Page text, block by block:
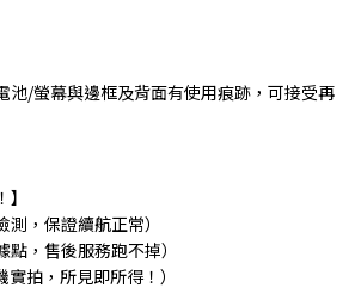
池/螢幕與邊框及背面有使用痕跡，可接受再
，保證續航正常）
，售後服務跑不掉）
拍，所見即所得！）